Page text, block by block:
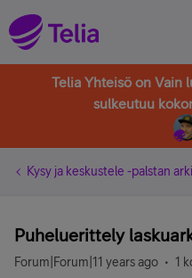
Telia Yhteisö on Vain
sulkeutuu
Kysy ja keskustele -palstan
Puheluerittely
Forum|Forum|11 years ago 1